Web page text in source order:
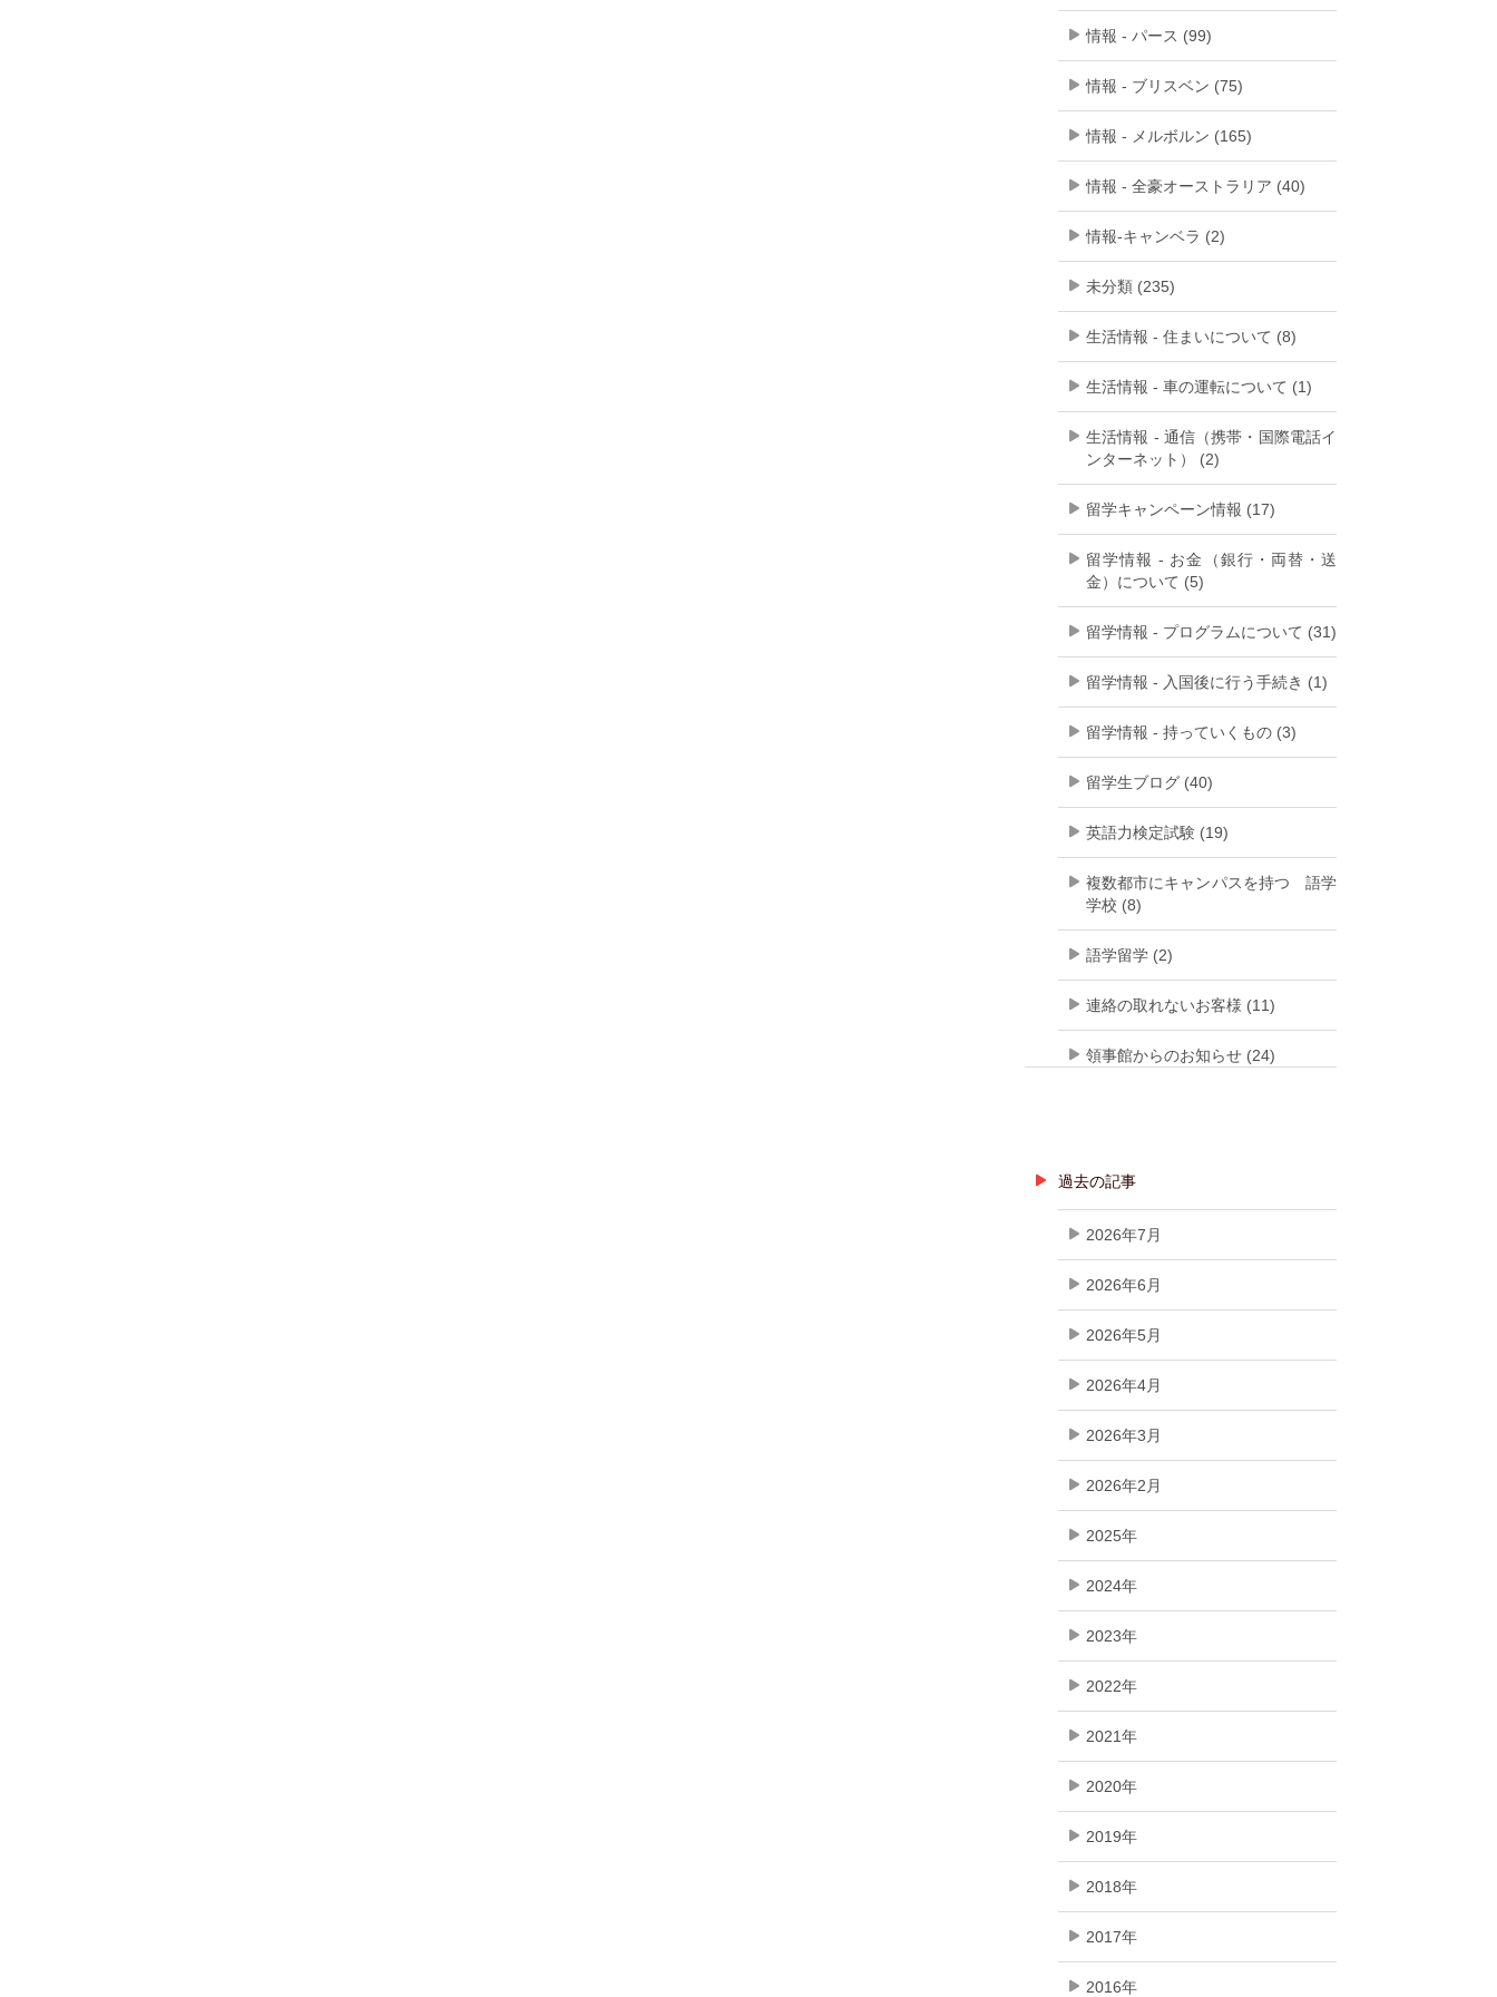
情報 - パース (99)
情報 - ブリスベン (75)
情報 - メルボルン (165)
情報 - 全豪オーストラリア (40)
情報-キャンベラ (2)
未分類 (235)
生活情報 - 住まいについて (8)
生活情報 - 車の運転について (1)
生活情報 - 通信（携帯・国際電話イ
ンターネット） (2)
留学キャンペーン情報 (17)
留学情報 - お金（銀行・両替・送
金）について (5)
留学情報 - プログラムについて (31)
留学情報 - 入国後に行う手続き (1)
留学情報 - 持っていくもの (3)
留学生ブログ (40)
英語力検定試験 (19)
複数都市にキャンパスを持つ 語学
学校 (8)
語学留学 (2)
連絡の取れないお客様 (11)
領事館からのお知らせ (24)
過去の記事
2026年7月
2026年6月
2026年5月
2026年4月
2026年3月
2026年2月
2025年
2024年
2023年
2022年
2021年
2020年
2019年
2018年
2017年
2016年